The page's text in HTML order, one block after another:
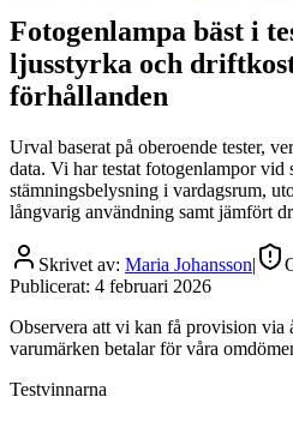
Fotogenlampa bäst i
ljusstyrka och
förhållanden
Urval baserat på oberoende tester,
data. Vi har testat fotogenlampor
stämningsbelysning i vardagsrum,
långvarig användning samt jämfört
Skrivet av: Maria Johansson|
Publicerat: 4 februari 2026
Observera att vi kan få provision via
varumärken betalar för våra
Testvinnarna